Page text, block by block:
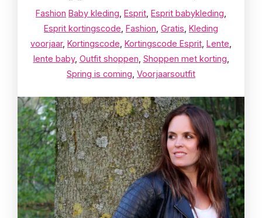
Fashion Baby kleding Esprit Esprit babykleding
Esprit kortingscode Fashion Gratis Kleding
voorjaar, Kortingscode Kortingscode Esprit Lente
lente baby, Outfit shoppen Shoppen met korting
Spring is coming Voorjaarsoutfit